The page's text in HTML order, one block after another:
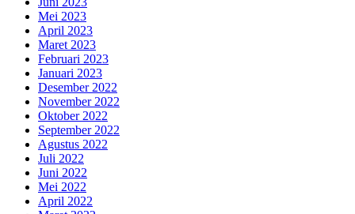
Mei 2023
April 2023
Maret 2023
Februari 2023
Januari 2023
Desember 2022
November 2022
Oktober 2022
September 2022
Agustus 2022
Juli 2022
Juni 2022
Mei 2022
April 2022